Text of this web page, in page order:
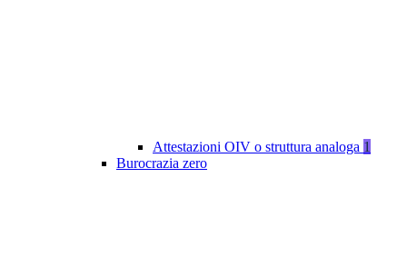
Attestazioni OIV o struttura analoga 1
Burocrazia zero